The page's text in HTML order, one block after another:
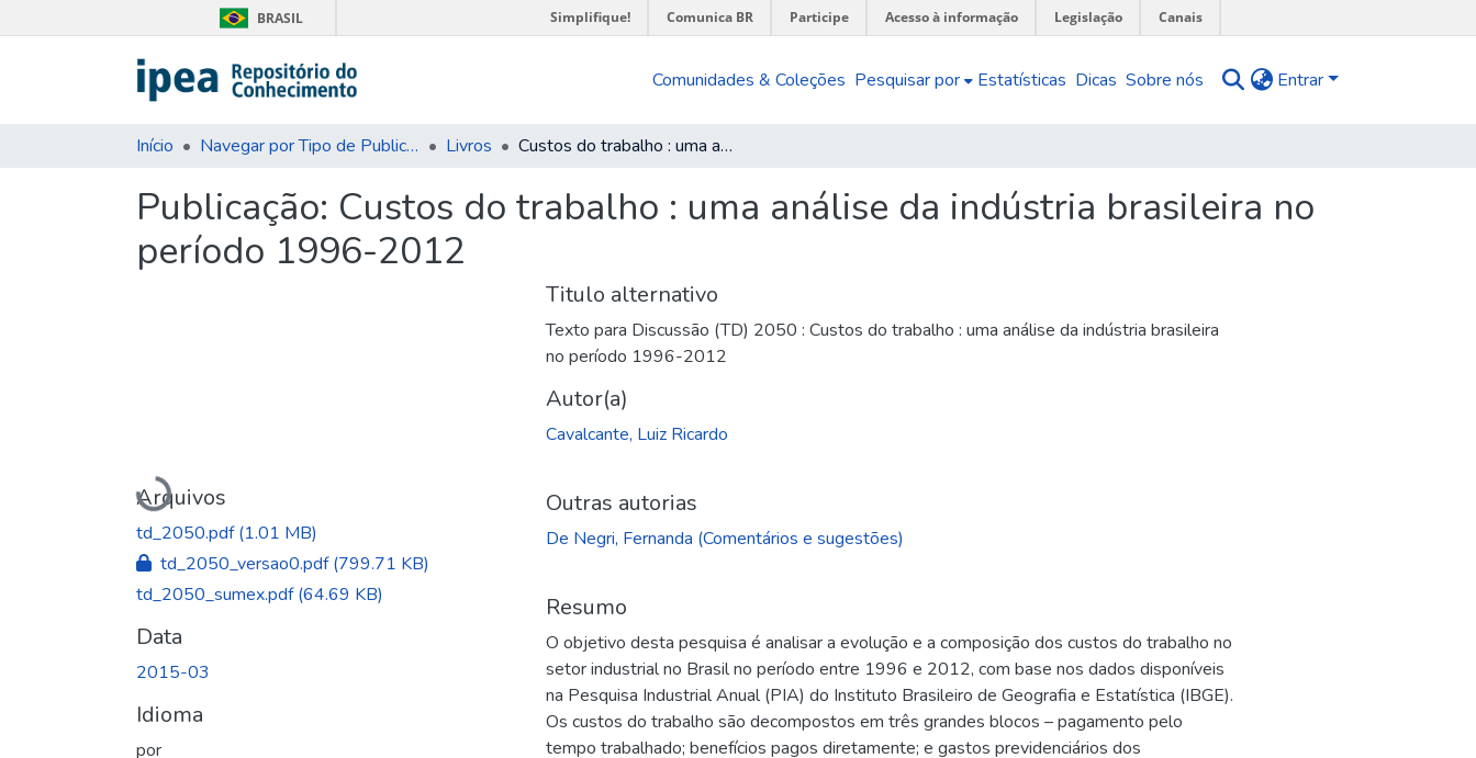
BRASIL Simplifique! Comunica BR Participe Acesso à informação Legislação Canais
Comunidades & Coleções Pesquisar por Estatísticas Dicas Sobre nós Entrar
Início Navegar por Tipo de Publicação Livros Custos do trabalho : uma análise da indústria brasileira no período 1996-2012
Publicação: Custos do trabalho : uma análise da indústria brasileira no
período 1996-2012
Carregando...
Arquivos
td_2050.pdf(1.01 MB)
td_2050_versao0.pdf(799.71 KB)
td_2050_sumex.pdf(64.69 KB)
Data
2015-03
Idioma
por
Titulo alternativo
Texto para Discussão (TD) 2050 : Custos do trabalho : uma análise da indústria brasileira
no período 1996-2012
Autor(a)
Cavalcante, Luiz Ricardo
Outras autorias
De Negri, Fernanda (Comentários e sugestões)
Resumo
O objetivo desta pesquisa é analisar a evolução e a composição dos custos do trabalho no
setor industrial no Brasil no período entre 1996 e 2012, com base nos dados disponíveis
na Pesquisa Industrial Anual (PIA) do Instituto Brasileiro de Geografia e Estatística (IBGE).
Os custos do trabalho são decompostos em três grandes blocos – pagamento pelo
tempo trabalhado; benefícios pagos diretamente; e gastos previdenciários dos